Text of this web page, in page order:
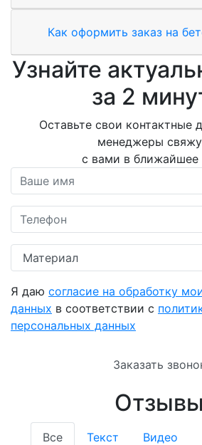
Как оформить заказ на
Узнайте
за 2
Оставьте свои контактные
менеджеры
с вами в ближайшее
Я даю согласие на обработку
данных в соответствии с
персональных данных
Заказать
Отзывы
Все Текст Видео